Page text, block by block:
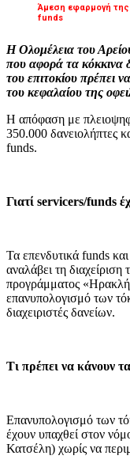
Άμεση εφαρμογή
funds
Η Ολομέλεια του
που αφορά τα κόκκινα
του επιτοκίου πρέπει
του κεφαλαίου της
Η απόφαση με
350.000 δανειολήπτες
funds.
Γιατί servicers/funds
Τα επενδυτικά funds
αναλάβει τη
προγράμματος
επανυπολογισμό των
διαχειριστές δανείων.
Τι πρέπει να κάνουν
Επανυπολογισμό των
έχουν υπαχθεί στον
Κατσέλη) χωρίς να